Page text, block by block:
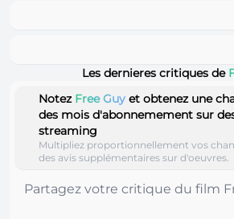
Les dernieres critiques de
Notez Free Guy et obtenez une
des mois d'abonnemement sur
streaming
Multipliez proportionnellement vos
des avis supplémentaires sur d'oeuvres.